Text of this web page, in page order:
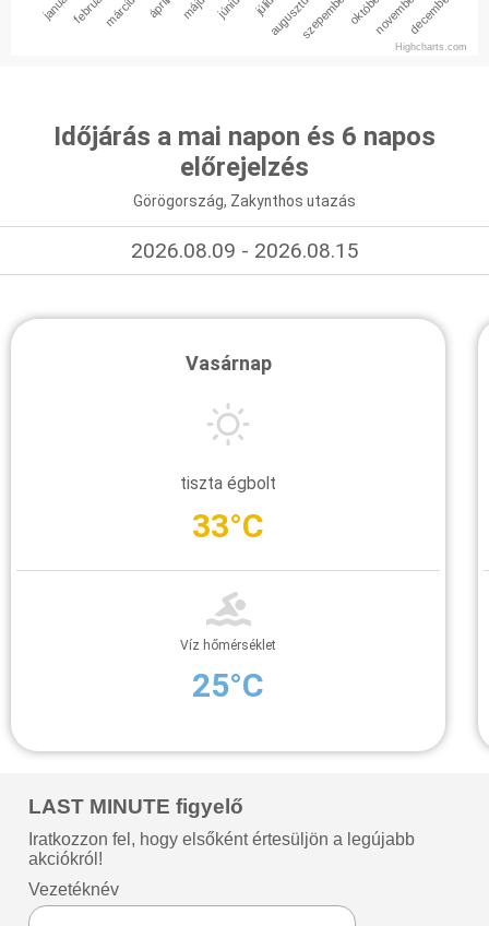
március augusztusszepember októbernovemberdecember
Highcharts.com
Időjárás a mai napon és 6 napos
előrejelzés
Görögország, Zakynthos utazás
2026.08.09 - 2026.08.15
Vasárnap
tiszta égbolt
33°C
Víz hőmérséklet
25°C
LAST MINUTE figyelő
Iratkozzon fel, hogy elsőként értesüljön a legújabb
akciókról!
Vezetéknév